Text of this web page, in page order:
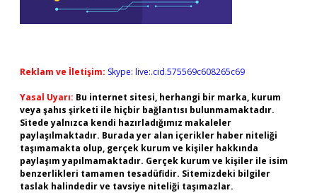
Reklam ve İletişim: Skype: live:.cid.575569c608265c69
Yasal Uyarı: Bu internet sitesi, herhangi bir marka, kurum
veya şahıs şirketi ile hiçbir bağlantısı bulunmamaktadır.
Sitede yalnızca kendi hazırladığımız makaleler
paylaşılmaktadır. Burada yer alan içerikler haber niteliği
taşımamakta olup, gerçek kurum ve kişiler hakkında
paylaşım yapılmamaktadır. Gerçek kurum ve kişiler ile isim
benzerlikleri tamamen tesadüfidir. Sitemizdeki bilgiler
taslak halindedir ve tavsiye niteliği taşımazlar.